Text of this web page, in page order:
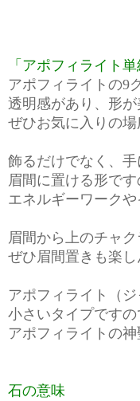
「アポフィライト
アポフィライトの9
透明感があり、形
ぜひお気に入りの
飾るだけでなく、
眉間に置ける形で
エネルギーワーク
眉間から上のチャ
ぜひ眉間置きも楽
アポフィライト（
小さいタイプです
アポフィライトの
石の意味